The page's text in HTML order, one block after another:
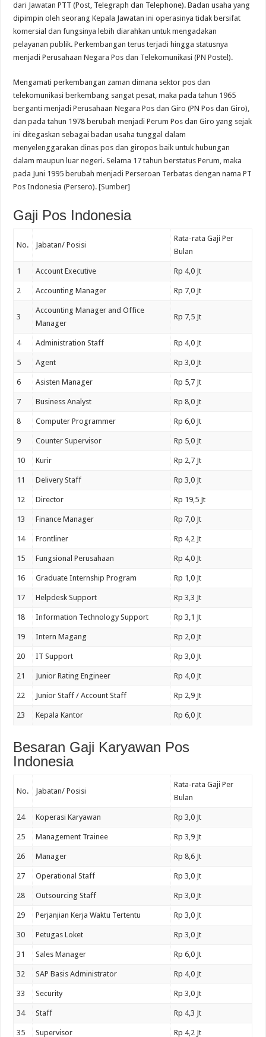
dari Jawatan PTT (Post, Telegraph dan Telephone). Badan usaha yang
dipimpin oleh seorang Kepala Jawatan ini operasinya tidak bersifat
komersial dan fungsinya lebih diarahkan untuk mengadakan
pelayanan publik. Perkembangan terus terjadi hingga statusnya
menjadi Perusahaan Negara Pos dan Telekomunikasi (PN Postel).
Mengamati perkembangan zaman dimana sektor pos dan
telekomunikasi berkembang sangat pesat, maka pada tahun 1965
berganti menjadi Perusahaan Negara Pos dan Giro (PN Pos dan Giro),
dan pada tahun 1978 berubah menjadi Perum Pos dan Giro yang sejak
ini ditegaskan sebagai badan usaha tunggal dalam
menyelenggarakan dinas pos dan giropos baik untuk hubungan
dalam maupun luar negeri. Selama 17 tahun berstatus Perum, maka
pada Juni 1995 berubah menjadi Perseroan Terbatas dengan nama PT
Pos Indonesia (Persero). [Sumber]
Gaji Pos Indonesia
No. Jabatan/ Posisi
Rata-rata Gaji Per
Bulan
1 Account Executive Rp 4,0 Jt
2 Accounting Manager Rp 7,0 Jt
3
Accounting Manager and Office
Manager
Rp 7,5 Jt
4 Administration Staff Rp 4,0 Jt
5 Agent Rp 3,0 Jt
6 Asisten Manager Rp 5,7 Jt
7 Business Analyst Rp 8,0 Jt
8 Computer Programmer Rp 6,0 Jt
9 Counter Supervisor Rp 5,0 Jt
10 Kurir Rp 2,7 Jt
11 Delivery Staff Rp 3,0 Jt
12 Director Rp 19,5 Jt
13 Finance Manager Rp 7,0 Jt
14 Frontliner Rp 4,2 Jt
15 Fungsional Perusahaan Rp 4,0 Jt
16 Graduate Internship Program Rp 1,0 Jt
17 Helpdesk Support Rp 3,3 Jt
18 Information Technology Support Rp 3,1 Jt
19 Intern Magang Rp 2,0 Jt
20 IT Support Rp 3,0 Jt
21 Junior Rating Engineer Rp 4,0 Jt
22 Junior Staff / Account Staff Rp 2,9 Jt
23 Kepala Kantor Rp 6,0 Jt
Besaran Gaji Karyawan Pos
Indonesia
No. Jabatan/ Posisi
Rata-rata Gaji Per
Bulan
24 Koperasi Karyawan Rp 3,0 Jt
25 Management Trainee Rp 3,9 Jt
26 Manager Rp 8,6 Jt
27 Operational Staff Rp 3,0 Jt
28 Outsourcing Staff Rp 3,0 Jt
29 Perjanjian Kerja Waktu Tertentu Rp 3,0 Jt
30 Petugas Loket Rp 3,0 Jt
31 Sales Manager Rp 6,0 Jt
32 SAP Basis Administrator Rp 4,0 Jt
33 Security Rp 3,0 Jt
34 Staff Rp 4,3 Jt
35 Supervisor Rp 4,2 Jt